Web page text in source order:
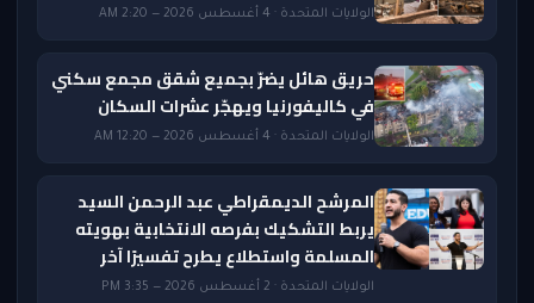
الولايات المتحدة · 4 أغسطس 2026 — 2:20 AM
حريق هائل يضرّ بجميع شقق مجمع سكني
في كاليفورنيا ويهجّر عشرات السكان
الولايات المتحدة · 4 أغسطس 2026 — 12:20 AM
المرشح الديمقراطي عبد الرحمن السيد
يربط التشكيك بفرصه الانتخابية بهويته
المسلمة واستطلاع يطرح تفسيرًا آخر
الولايات المتحدة · 2 أغسطس 2026 — 3:35 PM